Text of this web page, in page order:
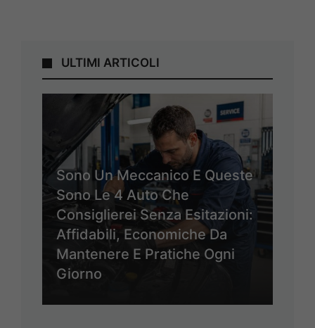
ULTIMI ARTICOLI
Sono Un Meccanico E Queste
Sono Le 4 Auto Che
Consiglierei Senza Esitazioni:
Affidabili, Economiche Da
Mantenere E Pratiche Ogni
Giorno